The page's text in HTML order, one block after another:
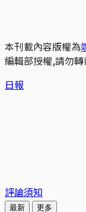
本刊載內容版權為
編輯部授權,請勿
日報
評論須知
最新 更多